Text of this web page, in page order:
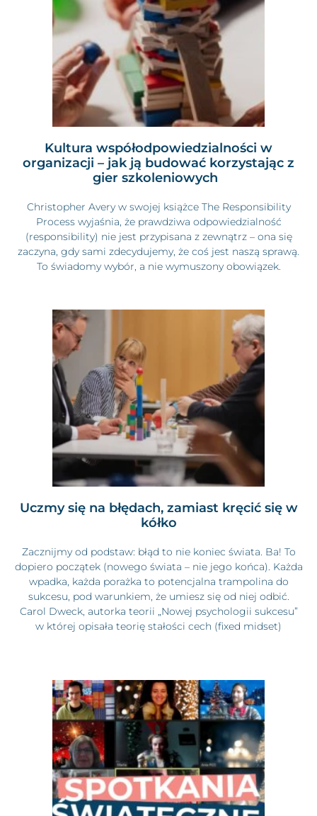
Kultura współodpowiedzialności w
organizacji – jak ją budować korzystając z
gier szkoleniowych
Christopher Avery w swojej książce The Responsibility
Process wyjaśnia, że prawdziwa odpowiedzialność
(responsibility) nie jest przypisana z zewnątrz – ona się
zaczyna, gdy sami zdecydujemy, że coś jest naszą sprawą.
To świadomy wybór, a nie wymuszony obowiązek.
Uczmy się na błędach, zamiast kręcić się w
kółko
Zacznijmy od podstaw: błąd to nie koniec świata. Ba! To
dopiero początek (nowego świata – nie jego końca). Każda
wpadka, każda porażka to potencjalna trampolina do
sukcesu, pod warunkiem, że umiesz się od niej odbić.
Carol Dweck, autorka teorii „Nowej psychologii sukcesu”
w której opisała teorię stałości cech (fixed midset)